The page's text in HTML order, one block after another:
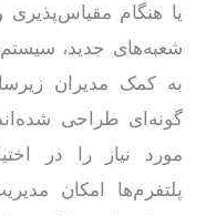
یا هنگام
شعبه‌های‌ جدید،
به کمک مدیران
گونه‌ای طراحی
مورد نیاز را در
پلتفرم‌ها امکان